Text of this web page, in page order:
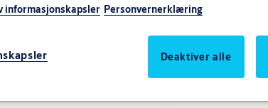
informasjonskapsler Personvernerklæring
Deaktiver alle